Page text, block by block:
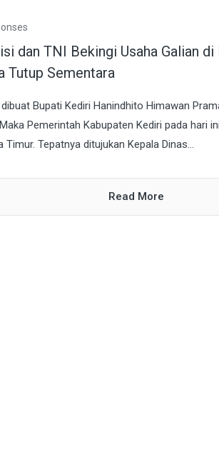
dan TNI Bekingi Usaha Galian
Tutup Sementara
Bupati Kediri Hanindhito Himawan
Pemerintah Kabupaten Kediri pada hari
Tepatnya ditujukan Kepala Dinas...
Read More